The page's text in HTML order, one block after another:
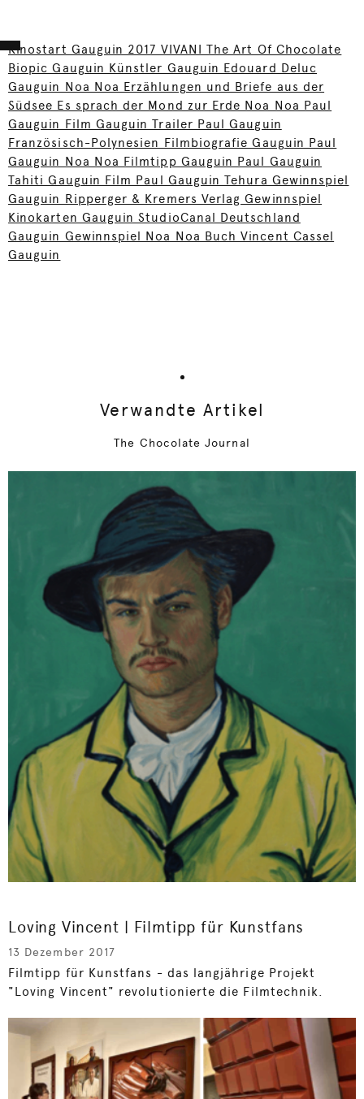
Kinostart Gauguin 2017 VIVANI The Art Of Chocolate
Biopic Gauguin Künstler Gauguin Edouard Deluc
Gauguin Noa Noa Erzählungen und Briefe aus der
Südsee Es sprach der Mond zur Erde Noa Noa Paul
Gauguin Film Gauguin Trailer Paul Gauguin
Französisch-Polynesien Filmbiografie Gauguin Paul
Gauguin Noa Noa Filmtipp Gauguin Paul Gauguin
Tahiti Gauguin Film Paul Gauguin Tehura Gewinnspiel
Gauguin Ripperger & Kremers Verlag Gewinnspiel
Kinokarten Gauguin StudioCanal Deutschland
Gauguin Gewinnspiel Noa Noa Buch Vincent Cassel
Gauguin
Verwandte Artikel
The Chocolate Journal
Loving Vincent | Filmtipp für Kunstfans
13 Dezember 2017
Filmtipp für Kunstfans - das langjährige Projekt
"Loving Vincent" revolutionierte die Filmtechnik.